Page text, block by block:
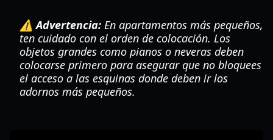
⚠️ Advertencia: En apartamentos más pequeños,
ten cuidado con el orden de colocación. Los
objetos grandes como pianos o neveras deben
colocarse primero para asegurar que no bloquees
el acceso a las esquinas donde deben ir los
adornos más pequeños.